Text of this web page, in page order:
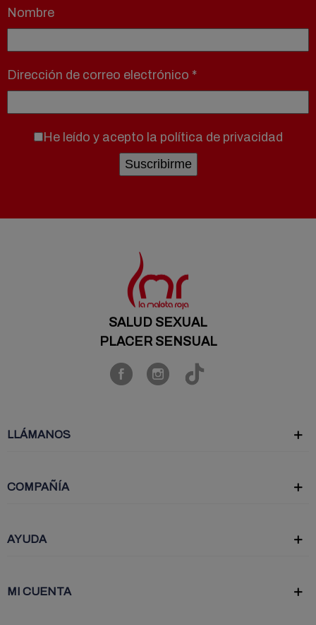
Nombre
Dirección de correo electrónico *
He leído y acepto la política de privacidad
SALUD SEXUAL
PLACER SENSUAL
LLÁMANOS
COMPAÑÍA
AYUDA
MI CUENTA